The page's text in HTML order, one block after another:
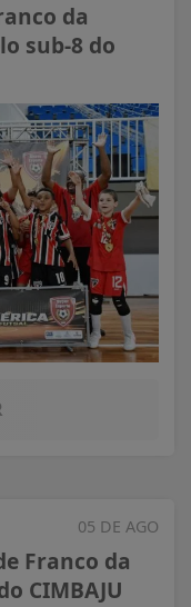
da
sub-8 do
05 DE AGO
Franco da
CIMBAJU